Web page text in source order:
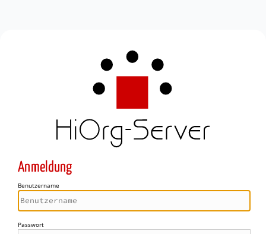
Anmeldung
Benutzername
Passwort